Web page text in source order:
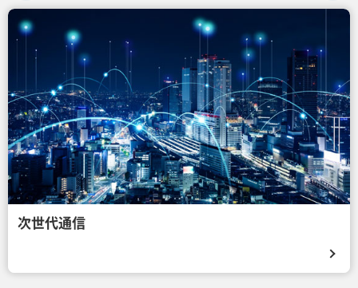
次世代通信